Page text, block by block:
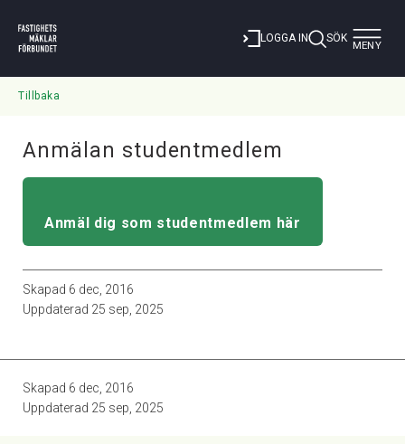
LOGGA IN SÖK Toggle
MENY
Tillbaka
Anmälan studentmedlem
Anmäl dig som studentmedlem här
Skapad 6 dec, 2016
Uppdaterad 25 sep, 2025
Skapad 6 dec, 2016
Uppdaterad 25 sep, 2025